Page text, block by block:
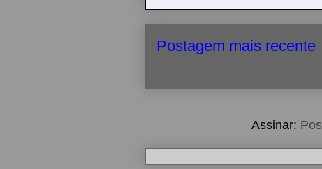
Postagem mais recente
Assinar: